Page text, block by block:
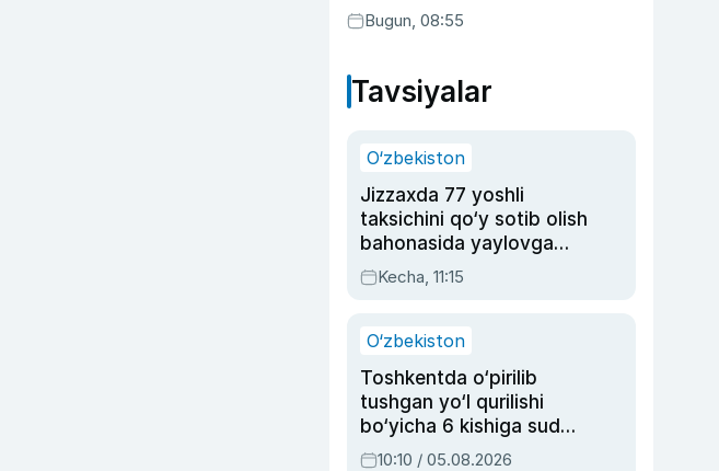
Bugun, 08:55
Tavsiyalar
O‘zbekiston
Jizzaxda 77 yoshli
taksichini qo‘y sotib olish
bahonasida yaylovga
olib borib o‘ldirgan yigit
20 yilga qamaldi
Kecha, 11:15
O‘zbekiston
Toshkentda o‘pirilib
tushgan yo‘l qurilishi
bo‘yicha 6 kishiga sud
hukmi o‘qildi
10:10 / 05.08.2026